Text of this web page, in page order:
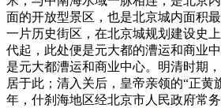
面的开放型景区，也是北京城内面积
一片历史街区，在北京城规划建设史
代起，此处便是元大都的漕运和商业
是元大都漕运和商业中心。明清时期
居于此；清入关后，皇帝亲领的“正黄
年，什刹海地区经北京市人民政府常